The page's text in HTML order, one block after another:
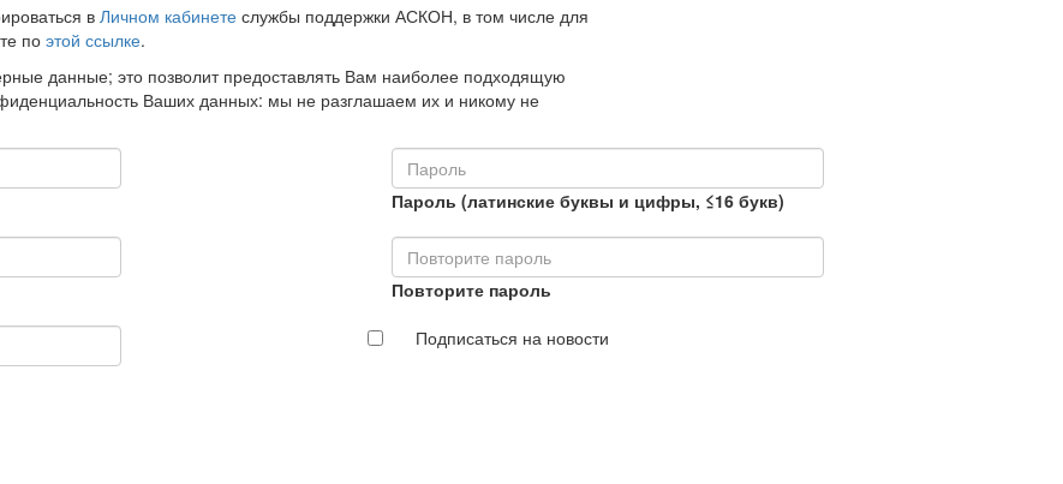
в Личном кабинетеслужбы поддержки АСКОН, в том числе для
по этой ссылке.
данные; это позволит предоставлять Вам наиболее подходящую
Ваших данных: мы не разглашаем их и никому не
Пароль (латинские буквы и цифры, ≤16 букв)
Повторите пароль
Подписаться на новости